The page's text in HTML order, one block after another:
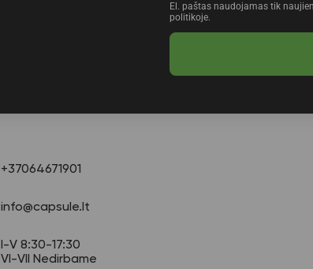
El. paštas naudojamas tik
politikoje.
+37064671901
info@capsule.lt
I-V 8:30-17:30
VI-VII Nedirbame